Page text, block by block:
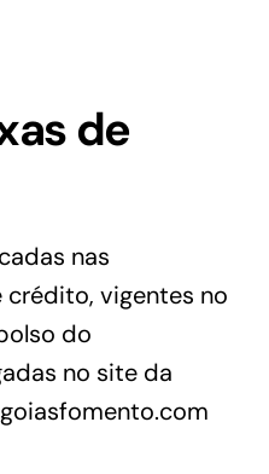
de
nas
vigentes no
do
no site da